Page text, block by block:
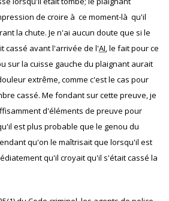
de croire à ce moment-là qu'il
la chute. Je n'ai aucun doute que si le
cassé avant l'arrivée de l'AI, le fait pour ce
sur la cuisse gauche du plaignant aurait
extrême, comme c'est le cas pour
cassé. Me fondant sur cette preuve, je
d'éléments de preuve pour
est plus probable que le genou du
qu'on le maîtrisait que lorsqu'il est
qu'il croyait qu'il s'était cassé la